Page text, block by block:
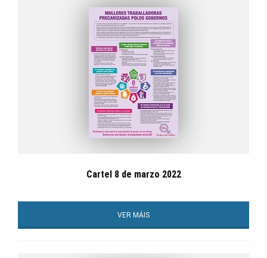
Cartel 8 de marzo 2022
VER MÁIS